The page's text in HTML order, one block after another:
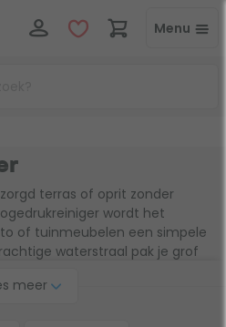
Menu
terras of oprit zonder
wordt het
of tuinmeubelen een simpele
waterstraal pak je grof
Hoe hoger de werkdruk hoe
meer